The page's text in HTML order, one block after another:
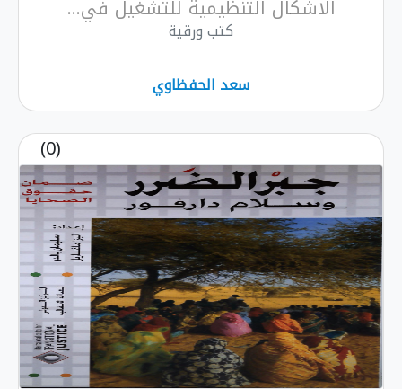
الاشكال التنظيمية للتشغيل في...
كتب ورقية
سعد الحفظاوي